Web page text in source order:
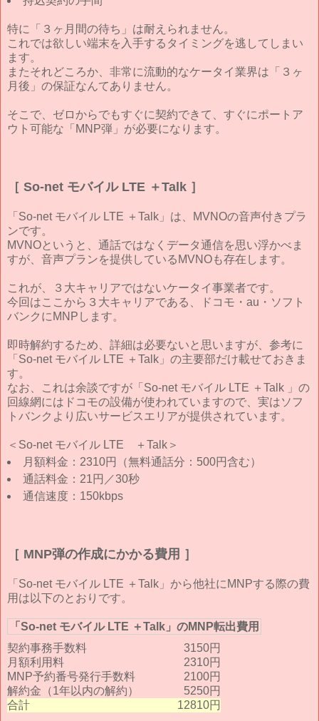
特に「３ヶ月間の待ち」は耐えられません。
これでは欲しい端末を入手するタイミングを逃してしまい
ます。
またそれどころか、非常に流動的なケータイ業界は「３ヶ
月後」の保証なんてありません。
そこで、ゼロからでもすぐに契約できて、すぐにポートア
ウト可能な「MNP弾」が必要になります。
［ So-net モバイル LTE ＋Talk ］
「So-net モバイル LTE ＋Talk」は、MVNOの音声付きプラ
ンです。
MVNOというと、通話ではなくデータ通信を思い浮かべま
すが、音声プランを提供しているMVNOも存在します。
これが、３大キャリアではないケータイ事業者です。
今回はここから３大キャリアである、ドコモ・au・ソフト
バンクにMNPします。
即時解約するため、詳細は必要ないと思いますが、参考に
「So-net モバイル LTE ＋Talk」の主要部だけ載せておきま
す。
なお、これは余談ですが「So-net モバイル LTE ＋Talk 」の
回線網にはドコモの設備が使われていますので、実はソフ
トバンクより広いサービスエリアが提供されています。
＜So-net モバイル LTE ＋Talk＞
月額料金：2310円（無料通話分：500円含む）
通話料金：21円／30秒
通信速度：150kbps
［ MNP弾の作成にかかる費用 ］
「So-net モバイル LTE ＋Talk」から他社にMNPする際の費
用は以下のとおりです。
「So-net モバイル LTE ＋Talk」のMNP転出費用
契約事務手数料
3150円
月額利用料
2310円
MNP予約番号発行手数料
2100円
解約金（1年以内の解約）
5250円
合計
12810円